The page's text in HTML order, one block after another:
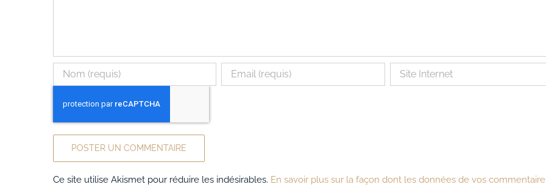
Ce site utilise Akismet pour réduire les indésirables. En savoir plus sur la façon dont les données de vos